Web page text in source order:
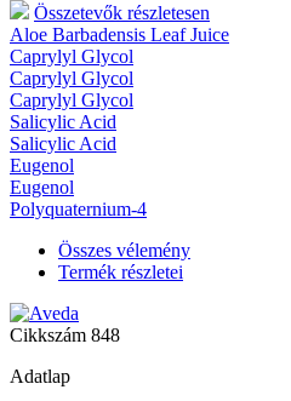
Összetevők részletesen
Aloe Barbadensis Leaf Juice
Caprylyl Glycol
Caprylyl Glycol
Caprylyl Glycol
Salicylic Acid
Salicylic Acid
Eugenol
Eugenol
Polyquaternium-4
Összes vélemény
Termék részletei
Cikkszám 848
Adatlap